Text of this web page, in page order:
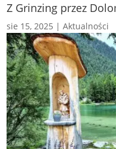
Z Grinzing przez
sie 15, 2025 |Aktualności